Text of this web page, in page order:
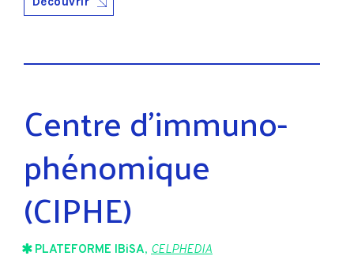
Centre d’immuno-
phénomique
(CIPHE)
PLATEFORME IBiSA, CELPHEDIA